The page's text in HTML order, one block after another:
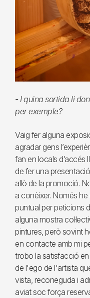
- I quina sortida li
per exemple?
Vaig fer alguna
agradar gens
fan en locals d’accés
de fer una
allò de la promoció.
a conèixer. Només
puntual per peticions
alguna mostra
pintures, però sovint
en contacte amb mi
trobo la satisfacció en
de l'ego de l'artista
vista, reconeguda i
aviat soc força